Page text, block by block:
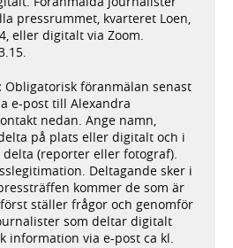
pressrummet, kvarteret Loen,
eller digitalt via Zoom.
Obligatorisk föranmälan senast
e-post till Alexandra
nedan. Ange namn,
på plats eller digitalt och i
(reporter eller fotograf).
Deltagande sker i
kommer de som är
ställer frågor och genomför
som deltar digitalt
information via e-post ca kl.